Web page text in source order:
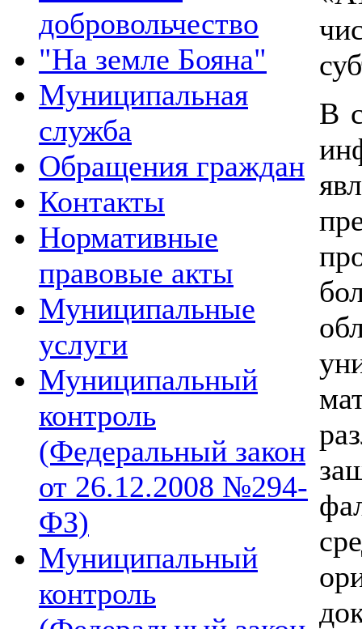
добровольчество
"На земле Бояна"
Муниципальная
служба
Обращения граждан
Контакты
Нормативные
правовые акты
Муниципальные
услуги
Муниципальный
контроль
(Федеральный закон
от 26.12.2008 №294-
ФЗ)
Муниципальный
контроль
В